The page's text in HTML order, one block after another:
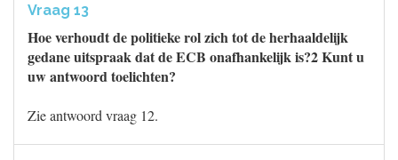
Vraag 13
Hoe verhoudt de politieke rol zich tot de herhaaldelijk
gedane uitspraak dat de ECB onafhankelijk is?2 Kunt u
uw antwoord toelichten?
Zie antwoord vraag 12.